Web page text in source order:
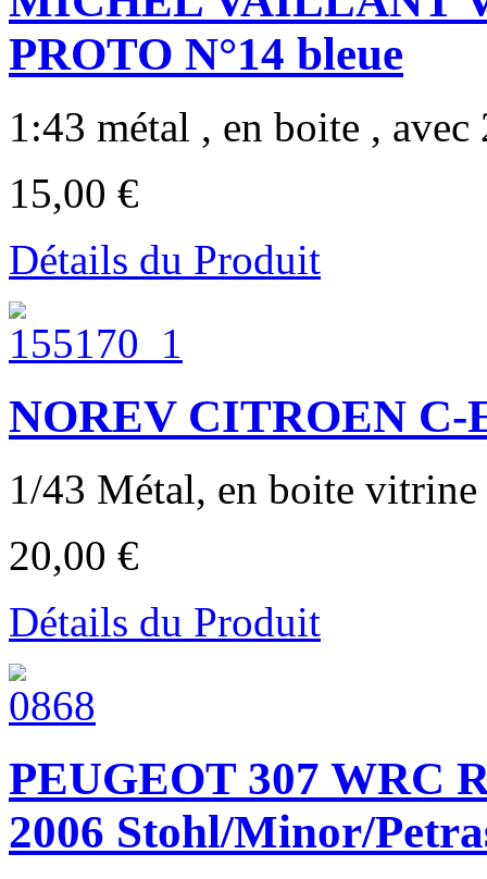
PROTO N°14 bleue
1:43 métal , en boite , avec
15,00 €
Détails du Produit
NOREV CITROEN C-
1/43 Métal, en boite
20,00 €
Détails du Produit
PEUGEOT 307 WRC
2006 Stohl/Minor/